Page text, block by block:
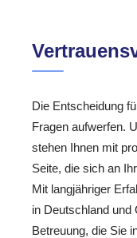
Die Entscheidung
Fragen aufwerfen.
stehen Ihnen mit
Seite, die sich an
Mit langjähriger
in Deutschland und
Betreuung, die Sie